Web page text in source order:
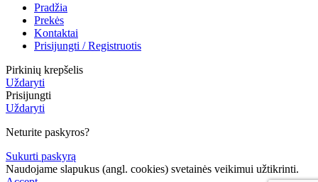
Pradžia
Prekės
Kontaktai
Prisijungti / Registruotis
Pirkinių krepšelis
Uždaryti
Prisijungti
Uždaryti
Neturite paskyros?
Sukurti paskyrą
Naudojame slapukus (angl. cookies) svetainės veikimui užtikrinti.